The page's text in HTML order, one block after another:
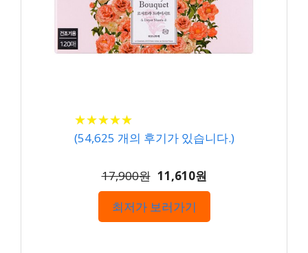
★★★★★
★★★★★
(54,625 개의 후기가 있습니다.)
17,900원 11,610원
최저가 보러가기